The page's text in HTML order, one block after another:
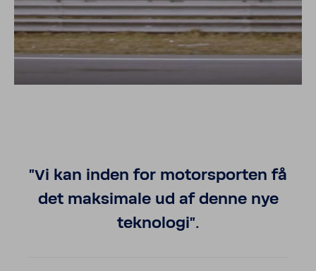
"Vi kan inden for motor­sporten få
det maksi­male ud af denne nye
teknologi".